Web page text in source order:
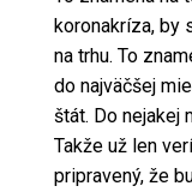
koronakríza, by
na trhu. To
do najväčšej
štát. Do nejakej
Takže už len
pripravený, že